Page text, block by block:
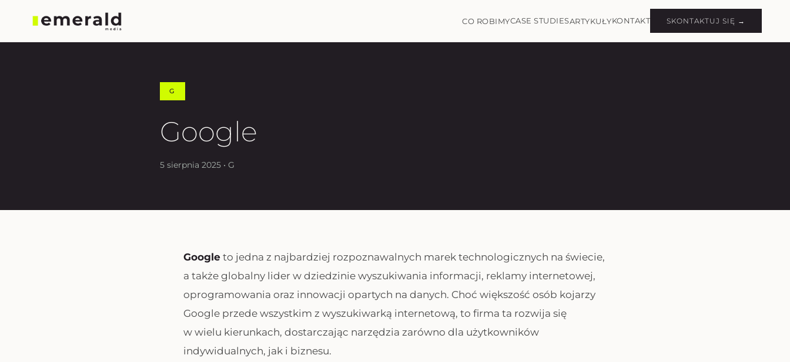
CO ROBIMYCASE STUDIESARTYKUŁYKONTAKT SKONTAKTUJ SIĘ →
G
Google
5 sierpnia 2025 • G
Google to jedna z najbardziej rozpoznawalnych marek technologicznych na świecie,
a także globalny lider w dziedzinie wyszukiwania informacji, reklamy internetowej,
oprogramowania oraz innowacji opartych na danych. Choć większość osób kojarzy
Google przede wszystkim z wyszukiwarką internetową, to firma ta rozwija się
w wielu kierunkach, dostarczając narzędzia zarówno dla użytkowników
indywidualnych, jak i biznesu.